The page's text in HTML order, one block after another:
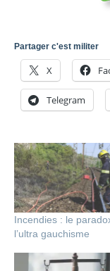
Partager c'est militer
X
Telegram
Incendies : le
l’ultra gauchisme